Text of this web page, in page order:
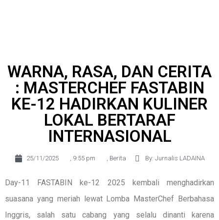
WARNA, RASA, DAN CERITA
: MASTERCHEF FASTABIN
KE-12 HADIRKAN KULINER
LOKAL BERTARAF
INTERNASIONAL
25/11/2025 , 9:55 pm , Berita By: Jurnalis LADAINA
Day-11 FASTABIN ke-12 2025 kembali menghadirkan
suasana yang meriah lewat Lomba MasterChef Berbahasa
Inggris, salah satu cabang yang selalu dinanti karena